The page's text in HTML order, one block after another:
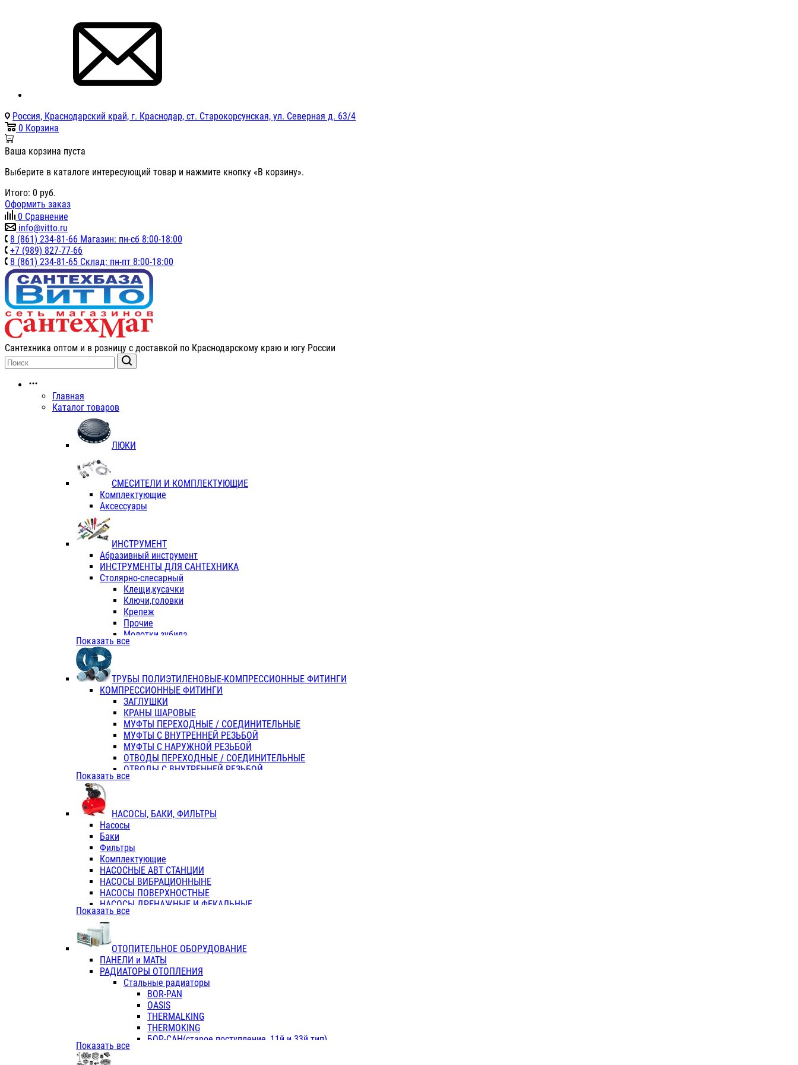
Россия, Краснодарский край, г. Краснодар, ст. Старокорсунская, ул. Северная д. 63/4
0 Корзина
Ваша корзина пуста
Выберите в каталоге интересующий товар и нажмите кнопку «В корзину».
Итого: 0 руб.
Оформить заказ
0 Сравнение
info@vitto.ru
8 (861) 234-81-66 Магазин: пн-сб 8:00-18:00
+7 (989) 827-77-66
8 (861) 234-81-65 Склад: пн-пт 8:00-18:00
Сантехника оптом и в розницу с доставкой по Краснодарскому краю и югу России
Главная
Каталог товаров
ЛЮКИ
СМЕСИТЕЛИ И КОМПЛЕКТУЮЩИЕ
Комплектующие
Аксессуары
ИНСТРУМЕНТ
Абразивный инструмент
ИНСТРУМЕНТЫ ДЛЯ САНТЕХНИКА
Столярно-слесарный
Клещи,кусачки
Ключи,головки
Крепеж
Прочие
Молотки,зубила
Пассатижи,тонкогубцы,утконосы
Отвертки
Хоз. инвентарь
ЭЛ. ИНСТРУМЕНТ OASIS
Показать все
ТРУБЫ ПОЛИЭТИЛЕНОВЫЕ-КОМПРЕССИОННЫЕ ФИТИНГИ
КОМПРЕССИОННЫЕ ФИТИНГИ
ЗАГЛУШКИ
КРАНЫ ШАРОВЫЕ
МУФТЫ ПЕРЕХОДНЫЕ / СОЕДИНИТЕЛЬНЫЕ
МУФТЫ С ВНУТРЕННЕЙ РЕЗЬБОЙ
МУФТЫ С НАРУЖНОЙ РЕЗЬБОЙ
ОТВОДЫ ПЕРЕХОДНЫЕ / СОЕДИНИТЕЛЬНЫЕ
ОТВОДЫ С ВНУТРЕННЕЙ РЕЗЬБОЙ
ОТВОДЫ С НАРУЖНОЙ РЕЗЬБОЙ
ТРОЙНИКИ ПЕРЕХОДНЫЕ / СОЕДИНИТЕЛЬНЫЕ
ТРОЙНИКИ С ВНУТРЕННЕЙ РЕЗЬБОЙ
КОЛЬЦА РЕЗИНОВЫЕ
ТРУБЫ НАПОРНЫЕ
ТРУБЫ ГОФРИРОВАННЫЕ ДВУХСЛ.
ТРУБЫ ПОЛИЭТИЛЕНОВЫЕ
Показать все
НАСОСЫ, БАКИ, ФИЛЬТРЫ
Насосы
Баки
Фильтры
Комплектующие
НАСОСНЫЕ АВТ СТАНЦИИ
НАСОСЫ ВИБРАЦИОННЫНЕ
НАСОСЫ ПОВЕРХНОСТНЫЕ
НАСОСЫ ДРЕНАЖНЫЕ И ФЕКАЛЬНЫЕ
НАСОСЫ ПОВЫСИТ и ЦИРКУЛЯЦИОННЫЕ
НАСОСЫ СКВАЖИННЫЕ
Показать все
ОТОПИТЕЛЬНОЕ ОБОРУДОВАНИЕ
ПАНЕЛИ и МАТЫ
РАДИАТОРЫ ОТОПЛЕНИЯ
Стальные радиаторы
BOR-PAN
OASIS
THERMALKING
THERMOKING
БОР-САН(старое поступление, 11й и 33й тип)
Показать все